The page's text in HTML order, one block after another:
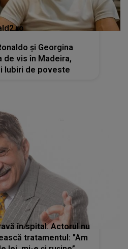
și Georgina
de vis în Madeira,
Iubiri de poveste
în spital. Actorul nu
tratamentul: "Am